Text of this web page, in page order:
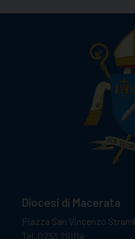
Diocesi di Macerata
Piazza San Vincenzo
Tel. 0733.291114